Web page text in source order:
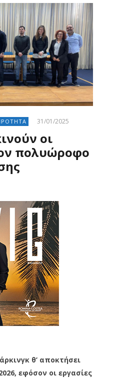
31/01/2025
οι
πολυώροφο
θ’ αποκτήσει
εφόσον οι εργασίες